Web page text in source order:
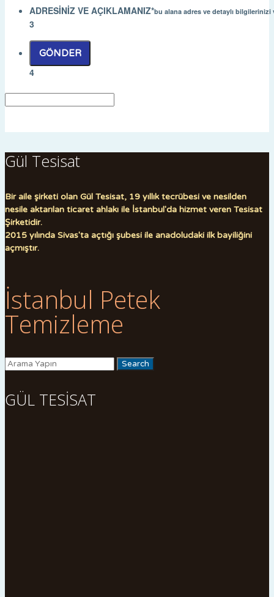
ADRESİNİZ VE AÇIKLAMANIZ*bu alana adres ve detaylı
3
GÖNDER
4
Gül Tesisat
Bir aile şirketi olan Gül Tesisat, 19 yıllık tecrübesi ve nesilden
nesile aktarılan ticaret ahlakı ile İstanbul'da hizmet veren Tesisat
Şirketidir.
2015 yılında Sivas'ta açtığı şubesi ile anadoludaki ilk bayiliğini
açmıştır.
İstanbul Petek
Temizleme
GÜL TESİSAT